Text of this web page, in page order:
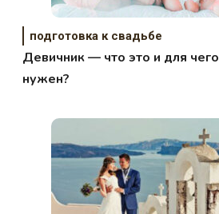
подготовка к свадьбе
Девичник — что это и для чего
нужен?